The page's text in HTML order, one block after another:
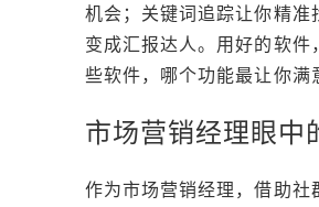
机会；关键词追踪让你精
变成汇报达人。用好的软
些软件，哪个功能最让你满
市场营销经理眼中
作为市场营销经理，借助